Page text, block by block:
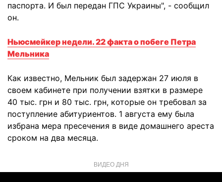
паспорта. И был передан ГПС Украины", - сообщил
он.
Ньюсмейкер недели. 22 факта о побеге Петра
Мельника
Как известно, Мельник был задержан 27 июля в
своем кабинете при получении взятки в размере
40 тыс. грн и 80 тыс. грн, которые он требовал за
поступление абитуриентов. 1 августа ему была
избрана мера пресечения в виде домашнего ареста
сроком на два месяца.
ВИДЕО ДНЯ